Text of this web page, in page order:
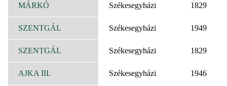
MÁRKÓ Székesegyházi 1829
SZENTGÁL Székesegyházi 1949
SZENTGÁL Székesegyházi 1829
AJKA III. Székesegyházi 1946